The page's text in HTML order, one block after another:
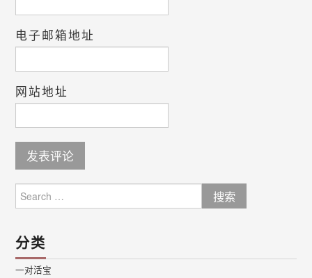
电子邮箱地址
网站地址
for:
分类
一对活宝